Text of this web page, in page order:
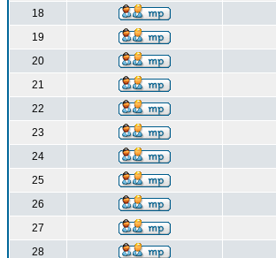
18
19
20
21
22
23
24
25
26
27
28